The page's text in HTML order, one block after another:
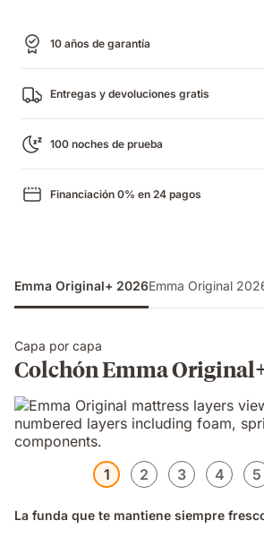
10 años de garantía
Entregas y devoluciones gratis
100 noches de prueba
Financiación 0% en 24 pagos
Emma Original+ 2026Emma Original
Capa por capa
Colchón Emma
1 2 3 4 5
La funda que te mantiene siempre